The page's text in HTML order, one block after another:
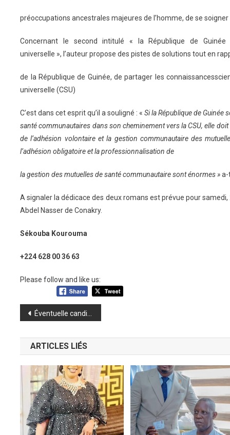
préoccupations ancestrales majeures de l’homme, de se soigner
Concernant le second intitulé « la République de
universelle », l’auteurpropose des pistes de solutions tout en
de la République de Guinée, de partager les
universelle (CSU)
C’est dans cet esprit qu’il a souligné : «Si la République de Guinée
santé communautaires dans son cheminement vers la CSU, elle
de l’adhésion volontaire et la gestion communautaire des
l’adhésion obligatoire et la professionnalisation de
la gestion des mutuelles de santé communautaire sont énormes »a-
A signaler la dédicace des deux romans est prévue pour
Abdel Nasser de Conakry.
Sékouba Kourouma
+224 628 00 36 63
Please follow and like us:
Navigation
de
l’article
Éventuelle candidature du Général Doumbouya : Ousmane Gaoual magnifie les acquis du CNRD et son Président
ARTICLES LIÉS